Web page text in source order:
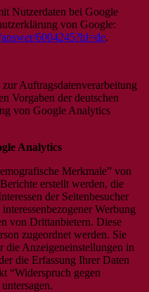
Nutzerdaten bei Google
von Google:
6004245?hl=de.
Auftragsdatenverarbeitung
Vorgaben der deutschen
von Google Analytics
Analytics
Merkmale” von
erstellt werden, die
der Seitenbesucher
Werbung
von Drittanbietern. Diese
zugeordnet werden. Sie
die Anzeigeneinstellungen in
die Erfassung Ihrer Daten
“Widerspruch gegen